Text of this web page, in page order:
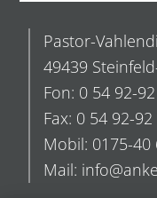
Pastor-
49439
Fon: 0 54 92-
Fax: 0 54 92-
Mobil: 0175-40
Mail: